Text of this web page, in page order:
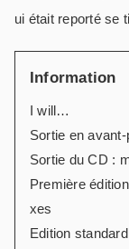
ui était reporté se
Information
I will…
Sortie en
Sortie du CD :
Première
xes
Edition